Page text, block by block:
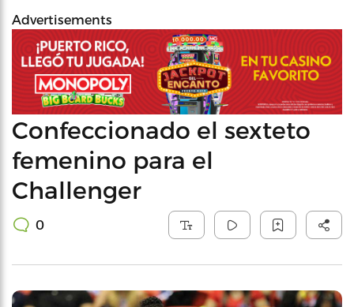
Advertisements
Confeccionado el sexteto
femenino para el
Challenger
0